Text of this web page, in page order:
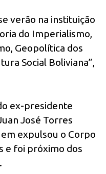
verão na instituição
do Imperialismo,
Geopolítica dos
Social Boliviana”,
ex-presidente
José Torres
expulsou o Corpo
e foi próximo dos